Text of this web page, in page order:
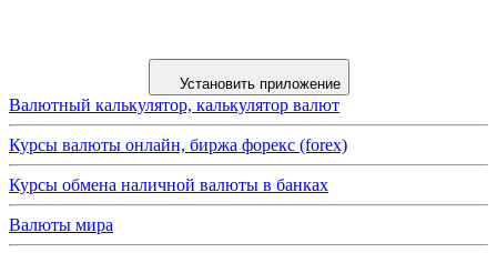
Установить приложение
Валютный калькулятор, калькулятор валют
Курсы валюты онлайн, биржа форекс (forex)
Курсы обмена наличной валюты в банках
Валюты мира